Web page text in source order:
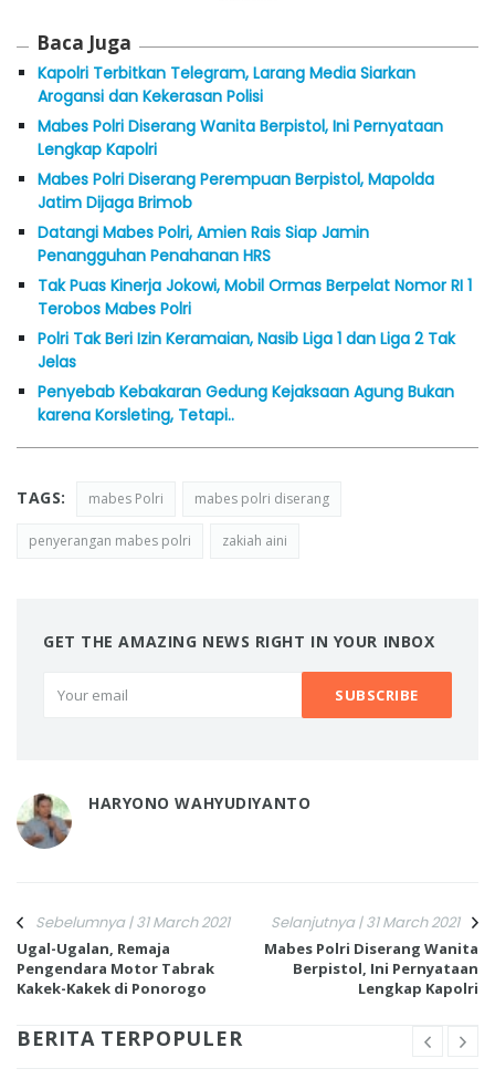
Baca Juga
Kapolri Terbitkan Telegram, Larang Media Siarkan
Arogansi dan Kekerasan Polisi
Mabes Polri Diserang Wanita Berpistol, Ini Pernyataan
Lengkap Kapolri
Mabes Polri Diserang Perempuan Berpistol, Mapolda
Jatim Dijaga Brimob
Datangi Mabes Polri, Amien Rais Siap Jamin
Penangguhan Penahanan HRS
Tak Puas Kinerja Jokowi, Mobil Ormas Berpelat Nomor RI 1
Terobos Mabes Polri
Polri Tak Beri Izin Keramaian, Nasib Liga 1 dan Liga 2 Tak
Jelas
Penyebab Kebakaran Gedung Kejaksaan Agung Bukan
karena Korsleting, Tetapi..
TAGS: mabes Polri mabes polri diserang
penyerangan mabes polri zakiah aini
GET THE AMAZING NEWS RIGHT IN YOUR INBOX
HARYONO WAHYUDIYANTO
Sebelumnya | 31 March 2021
Ugal-Ugalan, Remaja
Pengendara Motor Tabrak
Kakek-Kakek di Ponorogo
Selanjutnya | 31 March 2021
Mabes Polri Diserang Wanita
Berpistol, Ini Pernyataan
Lengkap Kapolri
BERITA TERPOPULER